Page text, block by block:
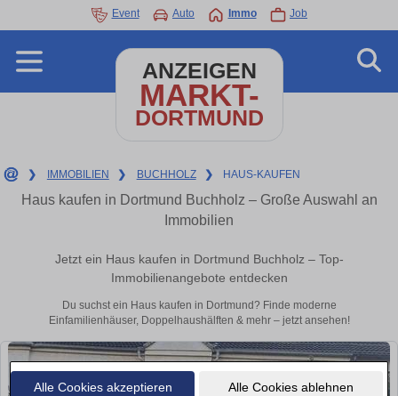
Alle Cookies akzeptieren Alle Cookies ablehnen
Event Auto Immo Job
ANZEIGEN
MARKT-
DORTMUND
❯ IMMOBILIEN ❯ BUCHHOLZ ❯ HAUS-KAUFEN
Haus kaufen in Dortmund Buchholz – Große Auswahl an
Immobilien
Jetzt ein Haus kaufen in Dortmund Buchholz – Top-
Immobilienangebote entdecken
Du suchst ein Haus kaufen in Dortmund? Finde moderne
Einfamilienhäuser, Doppelhaushälften & mehr – jetzt ansehen!